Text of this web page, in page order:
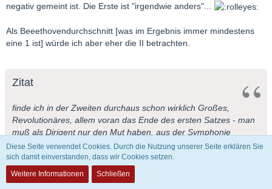
negativ gemeint ist. Die Erste ist "irgendwie anders"...
Als Beeethovendurchschnitt [was im Ergebnis immer mindestens
eine 1 ist] würde ich aber eher die II betrachten.
Zitat
finde ich in der Zweiten durchaus schon wirklich Großes,
Revolutionäres, allem voran das Ende des ersten Satzes - man
muß als Dirigent nur den Mut haben, aus der Symphonie
rauszuholen, was in ihr steckt. Anscheinend haben viele ein
Problem damit.
Diese Seite verwendet Cookies. Durch die Nutzung unserer Seite erklären Sie
sich damit einverstanden, dass wir Cookies setzen.
Weitere Informationen
Schließen